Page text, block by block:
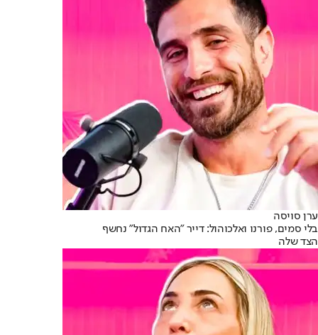
ערן סויסה
בלי סמים, פורנו ואלכוהול: דייר "האח הגדול" נחשף
הצד שלה